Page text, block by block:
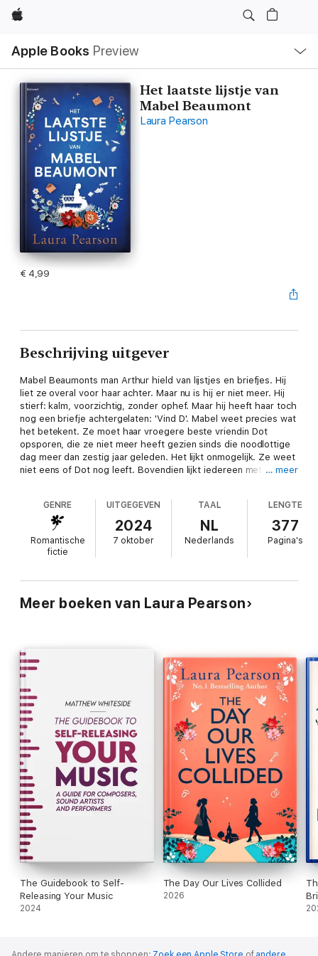
Apple
Apple Books Preview
lokaal
navigatiemenu
Het laatste lijstje van
Mabel Beaumont
Laura Pearson
€ 4,99
Beschrijving uitgever
Mabel Beaumonts man Arthur hield van lijstjes en briefjes. Hij
liet ze overal voor haar achter. Maar nu is hij er niet meer. Hij
stierf: kalm, voorzichtig, zonder ophef. Maar hij heeft haar toch
nog een briefje achtergelaten: 'Vind D'. Mabel weet precies wat
het betekent. Ze moet haar vroegere beste vriendin Dot
opsporen, die ze niet meer heeft gezien sinds die noodlottige
dag meer dan zestig jaar geleden. Het lijkt onmogelijk. Ze weet
niet eens of Dot nog leeft. Bovendien lijkt iedereen met wie
merkt dat deze alleen maar langer wordt. Maar haar lijstje draait
niet alleen om het vinden van haar oude vriendin. En als ze de
geheimen van haar verleden kan toegeven, kan ze misschien
zelfs weer het geluk vinden...
… meer
GENRE
Romantische
fictie
UITGEGEVEN
2024
7 oktober
TAAL
NL
Nederlands
LENGTE
377
Pagina's
Meer boeken van Laura Pearson
The Guidebook to Self-
Releasing Your Music
2024
The Day Our Lives Collided
2026